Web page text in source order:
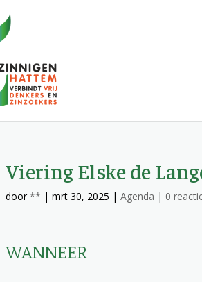
Viering Elske de
door** |mrt 30, 2025 |Agenda | 0
WANNEER